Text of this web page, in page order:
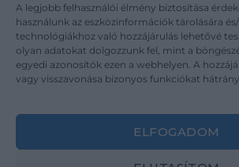
A legjobb felhasználói élmény biztosítása
használunk az eszközinformációk tárolására
technológiákhoz való hozzájárulás lehetővé
olyan adatokat dolgozzunk fel, mint a
egyedi azonosítók ezen a webhelyen. A
vagy visszavonása bizonyos funkciókat
ELFOGADOM
Rólunk
Médiaajánlat
Karrier
Kapcsolat
Áraink
ÁSZF
Kövesse a